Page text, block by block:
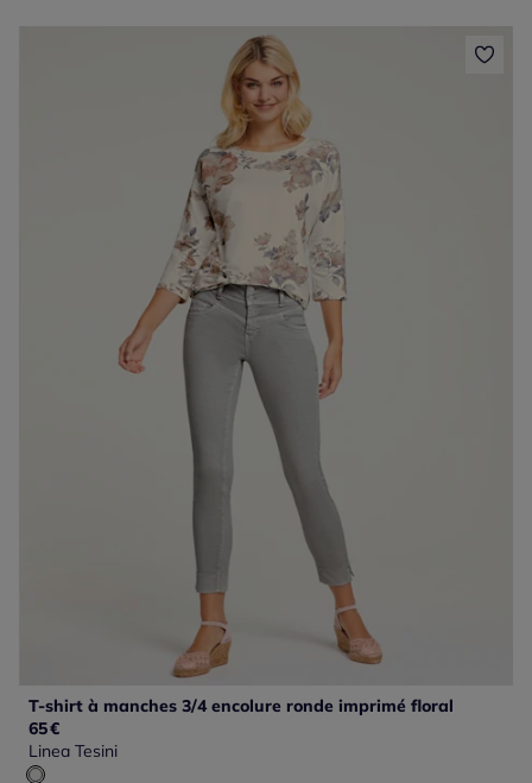
T-shirt à manches 3/4 encolure ronde imprimé floral
65€
Linea Tesini